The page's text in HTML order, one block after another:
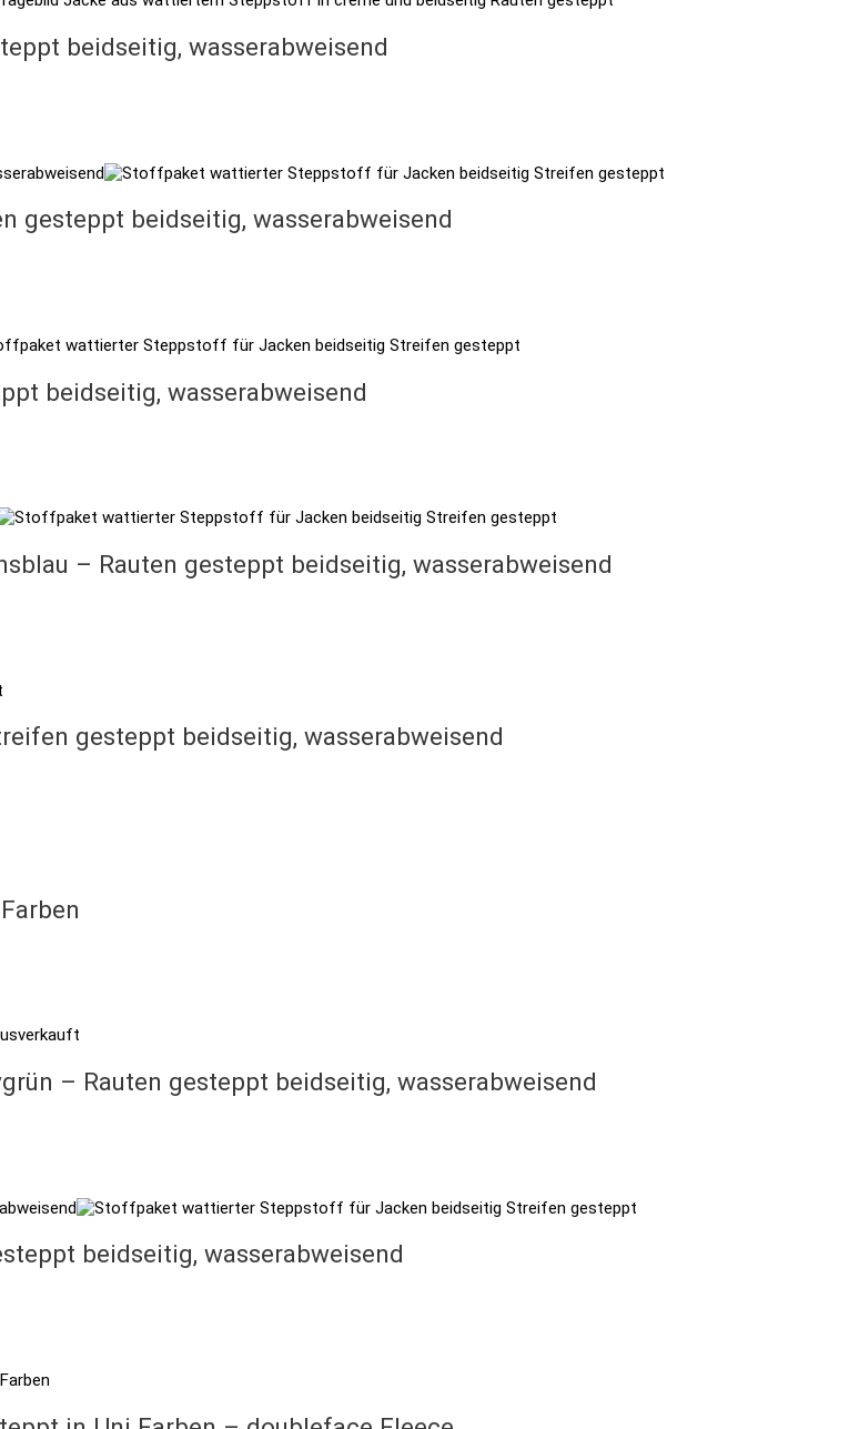
beidseitig, wasserabweisend
beidseitig, wasserabweisend
beidseitig, wasserabweisend
– Rauten gesteppt beidseitig, wasserabweisend
gesteppt beidseitig, wasserabweisend
– Rauten gesteppt beidseitig, wasserabweisend
beidseitig, wasserabweisend